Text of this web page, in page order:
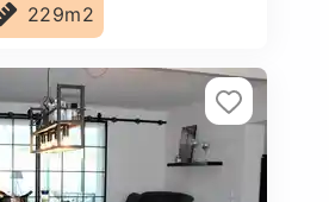
229m2